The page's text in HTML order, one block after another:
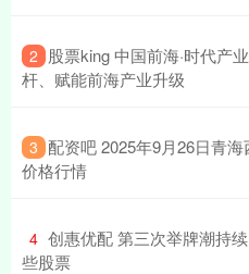
2 股票king 中国前海·时代产
杆、赋能前海产业升级
3 配资吧 2025年9月26日青
价格行情
4 创惠优配 第三次举牌潮持
些股票